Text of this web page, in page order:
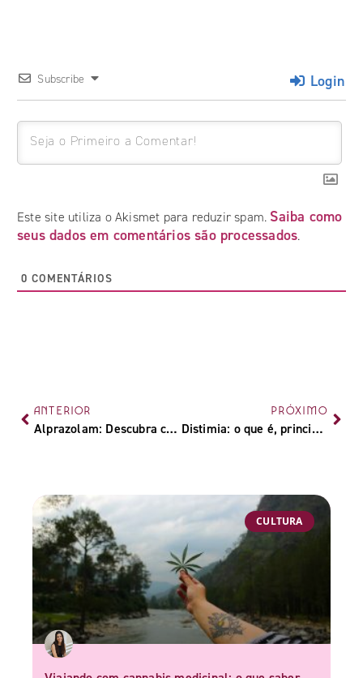
Subscribe Login
Este site utiliza o Akismet para reduzir spam. Saiba como
seus dados em comentários são processados.
0 COMENTÁRIOS
ANTERIOR
Alprazolam: Descubra como esse medicamento age no organismo
PRÓXIMO
Distimia: o que é, principais sintomas e tratamentos alternativos
CULTURA